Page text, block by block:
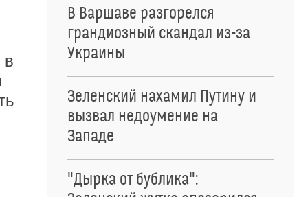
в
В Варшаве разгорелся
грандиозный скандал из-за
Украины
Зеленский нахамил Путину и
вызвал недоумение на
Западе
"Дырка от бублика":